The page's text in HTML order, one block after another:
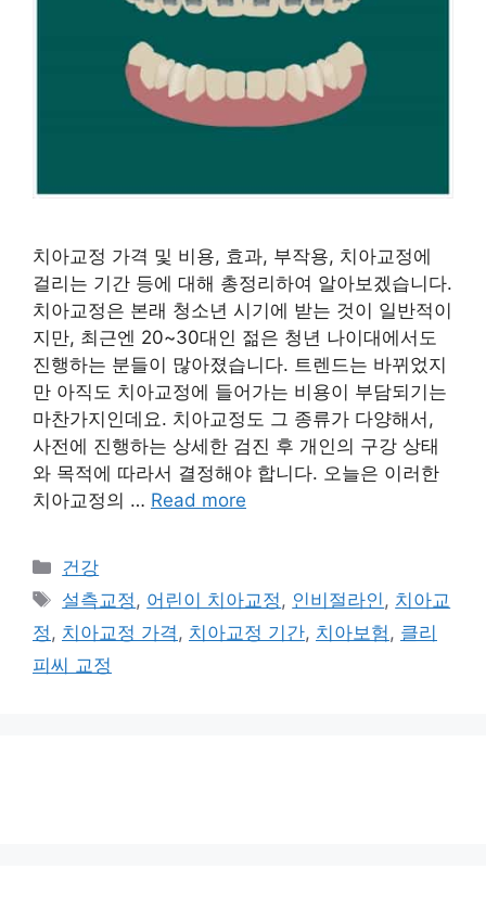
치아교정 가격 및 비용, 효과, 부작용, 치아교정에
걸리는 기간 등에 대해 총정리하여 알아보겠습니다.
치아교정은 본래 청소년 시기에 받는 것이 일반적이
지만, 최근엔 20~30대인 젊은 청년 나이대에서도
진행하는 분들이 많아졌습니다. 트렌드는 바뀌었지
만 아직도 치아교정에 들어가는 비용이 부담되기는
마찬가지인데요. 치아교정도 그 종류가 다양해서,
사전에 진행하는 상세한 검진 후 개인의 구강 상태
와 목적에 따라서 결정해야 합니다. 오늘은 이러한
치아교정의 … Read more
카
테
리
건강
태
그
설측교정, 어린이 치아교정, 인비절라인, 치아교
정, 치아교정 가격, 치아교정 기간, 치아보험, 클리
피씨 교정